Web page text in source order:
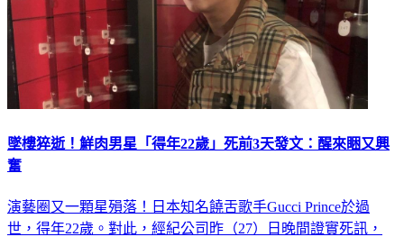
墜樓猝逝！鮮肉男星「得年22歲」死前3天發文：醒來睏又興
演藝圈又一顆星殞落！日本知名饒舌歌手Gucci Prince於過